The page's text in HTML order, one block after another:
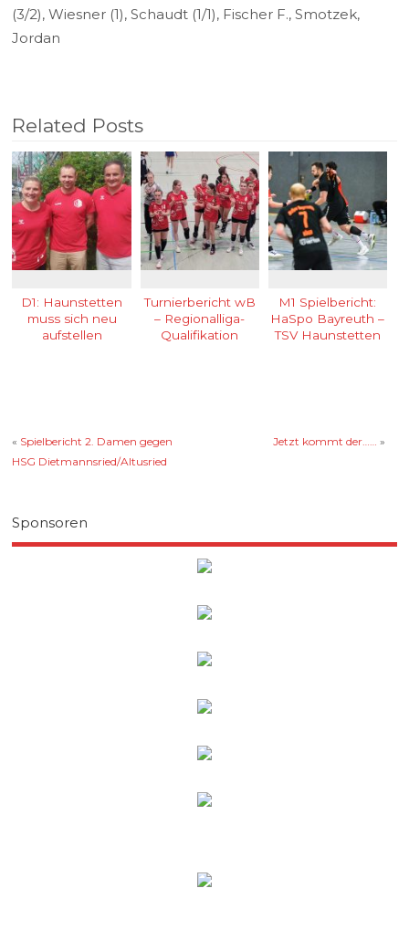
(3/2), Wiesner (1), Schaudt (1/1), Fischer F., Smotzek,
Jordan
Related Posts
D1: Haunstetten
muss sich neu
aufstellen
Turnierbericht wB
– Regionalliga-
Qualifikation
M1 Spielbericht:
HaSpo Bayreuth –
TSV Haunstetten
« Spielbericht 2. Damen gegen
HSG Dietmannsried/Altusried
Jetzt kommt der…… »
Sponsoren